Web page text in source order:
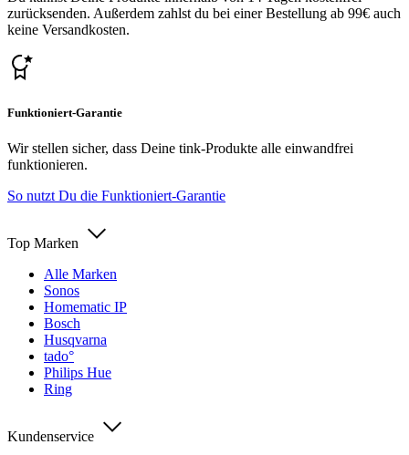
zurücksenden. Außerdem zahlst du bei einer Bestellung ab 99€ auch
keine Versandkosten.
Funktioniert-Garantie
Wir stellen sicher, dass Deine tink-Produkte alle einwandfrei
funktionieren.
So nutzt Du die Funktioniert-Garantie
Top Marken
Alle Marken
Sonos
Homematic IP
Bosch
Husqvarna
tado°
Philips Hue
Ring
Kundenservice